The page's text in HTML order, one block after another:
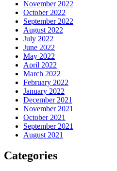
November 2022
October 2022
September 2022
August 2022
July 2022
June 2022
May 2022
April 2022
March 2022
February 2022
January 2022
December 2021
November 2021
October 2021
September 2021
August 2021
Categories